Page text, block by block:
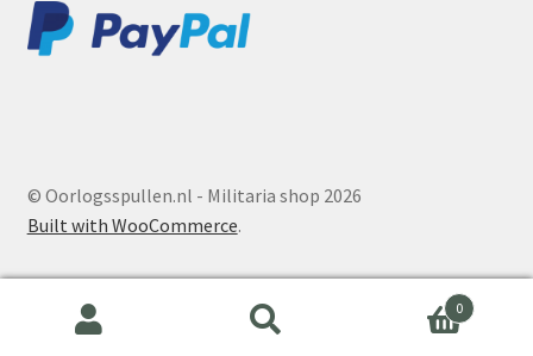
© Oorlogsspullen.nl - Militaria shop 2026
Built with WooCommerce.
0